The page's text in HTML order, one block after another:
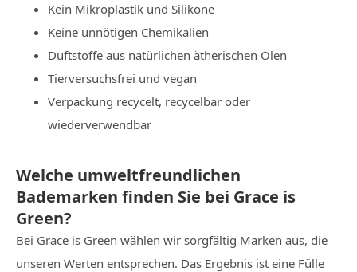
Kein Mikroplastik und Silikone
Keine unnötigen Chemikalien
Duftstoffe aus natürlichen ätherischen Ölen
Tierversuchsfrei und vegan
Verpackung recycelt, recycelbar oder
wiederverwendbar
Welche umweltfreundlichen
Bademarken finden Sie bei Grace is
Green?
Bei Grace is Green wählen wir sorgfältig Marken aus, die
unseren Werten entsprechen. Das Ergebnis ist eine Fülle